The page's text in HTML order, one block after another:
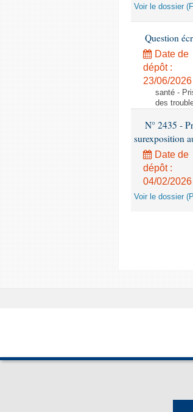
Voir le dossier
Question
Date de
dépôt :
23/06/2026
santé -
des
N° 2435 -
surexposition
Date de
dépôt :
04/02/2026
Voir le dossier